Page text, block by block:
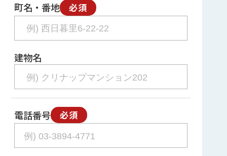
町名・番地 必須
建物名
電話番号 必須